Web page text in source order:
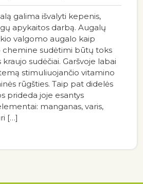
galima išvalyti kepenis,
apykaitos darbą. Augalų
valgomo augalo kaip
chemine sudėtimi būtų toks
sudėčiai. Garšvoje labai
stimuliuojančio vitamino
rūgšties. Taip pat didelės
prideda joje esantys
manganas, varis,
[…]